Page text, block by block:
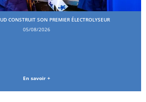
CONSTRUIT SON PREMIER ÉLECTROLYSEUR
05/08/2026
En savoir +